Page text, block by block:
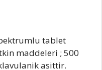
tablet
maddeleri ; 500
asittir.